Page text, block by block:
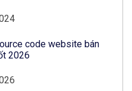
code website bán
2026